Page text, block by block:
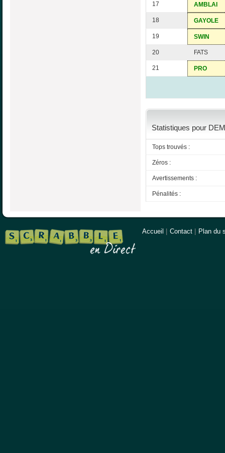
17 AMBLAI
18 GAYOLE
19 SWIN
20 FATS
21 PRO
Statistiques pour
Tops trouvés :
Zéros :
Avertissements :
Pénalités :
Accueil Contact Plan du